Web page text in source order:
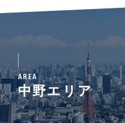
AREA
中野エリア